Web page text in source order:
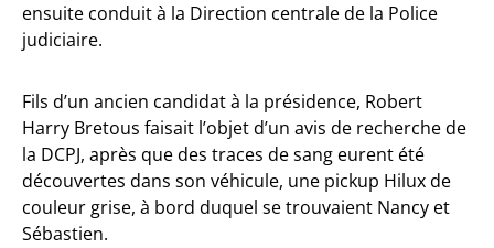
ensuite conduit à la Direction centrale de la Police
judiciaire.
Fils d’un ancien candidat à la présidence, Robert
Harry Bretous faisait l’objet d’un avis de recherche de
la DCPJ, après que des traces de sang eurent été
découvertes dans son véhicule, une pickup Hilux de
couleur grise, à bord duquel se trouvaient Nancy et
Sébastien.